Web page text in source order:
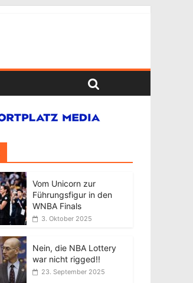
Vom Unicorn zur
Führungsfigur in den
WNBA Finals
3. Oktober 2025
Nein, die NBA Lottery
war nicht rigged!!
23. September 2025